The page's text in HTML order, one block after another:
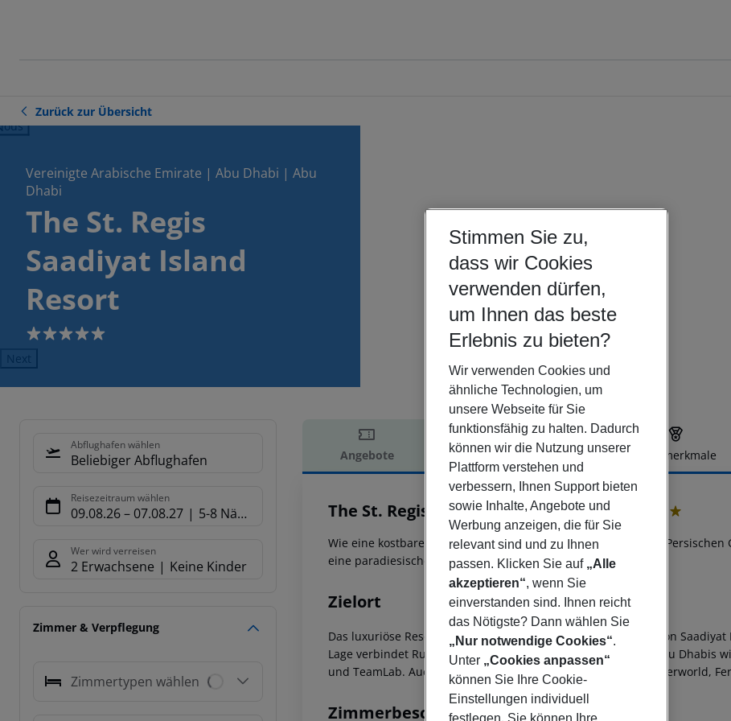
Zurück zur Übersicht
Vereinigte Arabische Emirate | Abu Dhabi | Abu
Dhabi
The St. Regis
Saadiyat Island
Resort
5
Next
Abflughafen wählen
Beliebiger Abflughafen
Reisezeitraum wählen
09.08.26– 07.08.27 5-8 Nächte
Wer wird verreisen
2 Erwachsene Keine Kinder
Zimmer & Verpflegung
Zimmertypen wählen
Angebote Hotelbeschreibung Hotelmerkmale
Hotelbeschreibung
The St. Regis Saadiyat Island Resort
5
Wie eine kostbare Perle liegt die unberührte Insel Saadiyat im
eine paradiesische Atmosphäre.
Zielort
Das luxuriöse Resort befindet sich direkt am privaten Strand von
Lage verbindet Ruhe mit der Nähe zu kulturellen Highlights Abu Dhabis
und TeamLab. Auch die Themenparks auf Yas Island – Yas Waterworld,
Zimmerbeschreibung
Stimmen Sie zu,
dass wir Cookies
verwenden dürfen,
um Ihnen das beste
Erlebnis zu bieten?
Wir verwenden Cookies und
ähnliche Technologien, um
unsere Webseite für Sie
funktionsfähig zu halten. Dadurch
können wir die Nutzung unserer
Plattform verstehen und
verbessern, Ihnen Support bieten
sowie Inhalte, Angebote und
Werbung anzeigen, die für Sie
relevant sind und zu Ihnen
passen. Klicken Sie auf „Alle
akzeptieren“, wenn Sie
einverstanden sind. Ihnen reicht
das Nötigste? Dann wählen Sie
„Nur notwendige Cookies“.
Unter „Cookies anpassen“
können Sie Ihre Cookie-
Einstellungen individuell
festlegen. Sie können Ihre